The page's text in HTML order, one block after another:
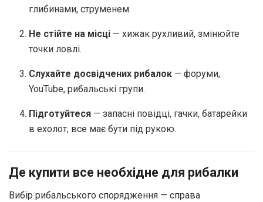
глибинами, струменем.
Не стійте на місці — хижак рухливий, змінюйте
точки ловлі.
Слухайте досвідчених рибалок — форуми,
YouTube, рибальські групи.
Підготуйтеся — запасні повідці, гачки, батарейки
в ехолот, все має бути під рукою.
Де купити все необхідне для рибалки
Вибір рибальського спорядження — справа